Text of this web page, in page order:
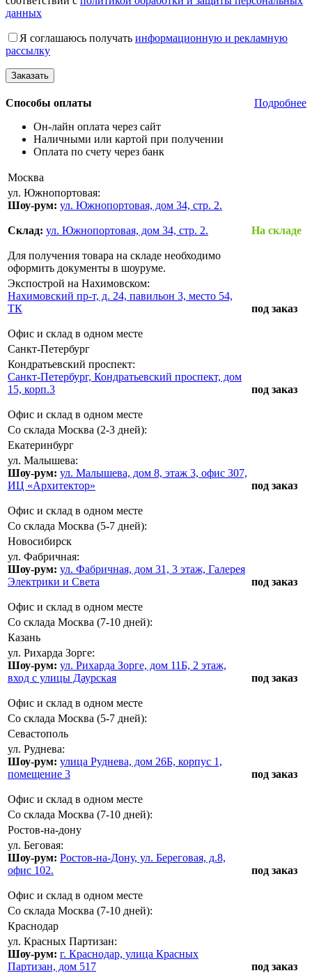
данных
Я соглашаюсь получать информационную и рекламную
рассылку
Способы оплаты
Подробнее
Он-лайн оплата через сайт
Наличными или картой при получении
Оплата по счету через банк
Москва
ул. Южнопортовая:
Шоу-рум: ул. Южнопортовая, дом 34, стр. 2.
Склад: ул. Южнопортовая, дом 34, стр. 2.
Для получения товара на складе необходимо
оформить документы в шоуруме.
На складе
Экспострой на Нахимовском:
Нахимовский пр-т, д. 24, павильон 3, место 54,
ТК
Офис и склад в одном месте
под заказ
Санкт-Петербург
Кондратьевский проспект:
Санкт-Петербург, Кондратьевский проспект, дом
15, корп.3
Офис и склад в одном месте
под заказ
Со склада Москва (2-3 дней):
Екатеринбург
ул. Малышева:
Шоу-рум: ул. Малышева, дом 8, этаж 3, офис 307,
ИЦ «Архитектор»
Офис и склад в одном месте
под заказ
Со склада Москва (5-7 дней):
Новосибирск
ул. Фабричная:
Шоу-рум: ул. Фабричная, дом 31, 3 этаж, Галерея
Электрики и Света
Офис и склад в одном месте
под заказ
Со склада Москва (7-10 дней):
Казань
ул. Рихарда Зорге:
Шоу-рум: ул. Рихарда Зорге, дом 11Б, 2 этаж,
вход с улицы Даурская
Офис и склад в одном месте
под заказ
Со склада Москва (5-7 дней):
Севастополь
ул. Руднева:
Шоу-рум: улица Руднева, дом 26Б, корпус 1,
помещение 3
Офис и склад в одном месте
под заказ
Со склада Москва (7-10 дней):
Ростов-на-дону
ул. Беговая:
Шоу-рум: Ростов-на-Дону, ул. Береговая, д.8,
офис 102.
Офис и склад в одном месте
под заказ
Со склада Москва (7-10 дней):
Краснодар
ул. Красных Партизан:
Шоу-рум: г. Краснодар, улица Красных
Партизан, дом 517
под заказ